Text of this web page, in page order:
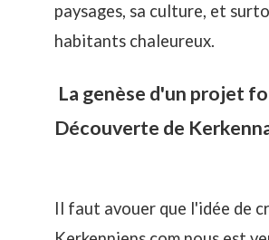
paysages, sa culture, et
habitants chaleureux.
La genèse d'un projet
Découverte de
Il faut avouer que l'idée de